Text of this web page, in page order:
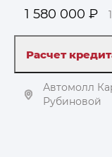
1 580 000 ₽
Расчет
Автомолл
Рубиновой